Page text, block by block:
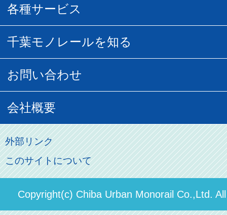
空の散歩道
URBAN FLYER時刻表
貸切列車
フリーきっぷ
記念切符
割引制度
その他のご案内
パスモのご案内
駅窓口販売チケット
葭川となみグッズ
初音ミクグッズ
俺の妹。
各種サービス
モノちゃんトラベル
広告募集
直営駐車場パーク＆ライド
ステーションギャラリー
駅構内出店者様募集
千葉モノレールを知る
営業距離世界最長
モノちゃん
お問い合わせ
お客様の声
よくあるご質問
お問い合わせ先
会社概要
会社概要
社長ごあいさつ
決算概要
外部リンク
このサイトについて
Copyright(c) Chiba Urban Monorail Co.,Ltd.